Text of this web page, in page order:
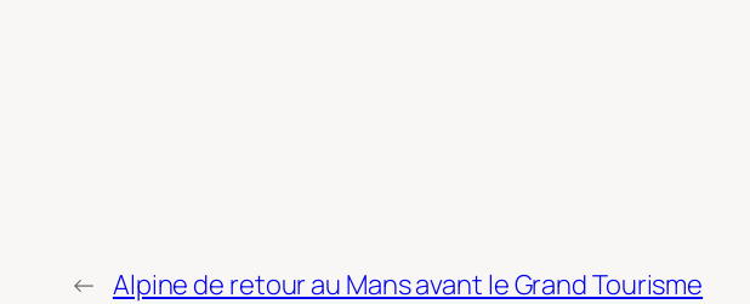
← Alpine de retour au Mans avant le Grand Tourisme